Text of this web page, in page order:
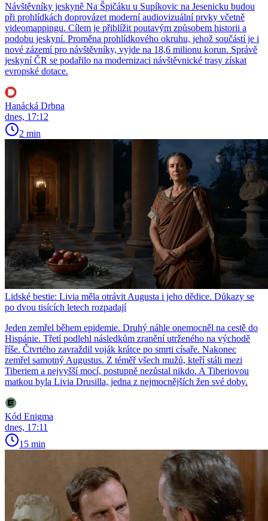
Návštěvníky jeskyně Na Špičáku u Supíkovic na Jesenicku budou
při prohlídkách doprovázet moderní audiovizuální prvky včetně
videomappingu. Cílem je přiblížit poutavým způsobem historii a
podobu jeskyní. Proměna prohlídkového okruhu, jehož součástí je i
nové zázemí pro návštěvníky, vyjde na 18,6 milionu korun. Správě
jeskyní ČR se podařilo na modernizaci návštěvnické trasy získat
evropské dotace.
Hanácká Drbna
dnes, 17:12
2 min
Lidské bestie: Livia měla otrávit Augusta i jeho dědice. Důkazy se
po dvou tisících letech rozpadají
Jeden zemřel během epidemie. Druhý náhle onemocněl na cestě do
Hispánie. Třetí podlehl následkům zranění utrženého na východě
říše. Čtvrtého zavraždil voják krátce po smrti císaře. Nakonec
zemřel samotný Augustus. Z téměř všech mužů, kteří stáli mezi
Tiberiem a nejvyšší mocí, postupně nezůstal nikdo. A Tiberiovou
matkou byla Livia Drusilla, jedna z nejmocnějších žen své doby.
Kód Enigma
dnes, 17:11
15 min